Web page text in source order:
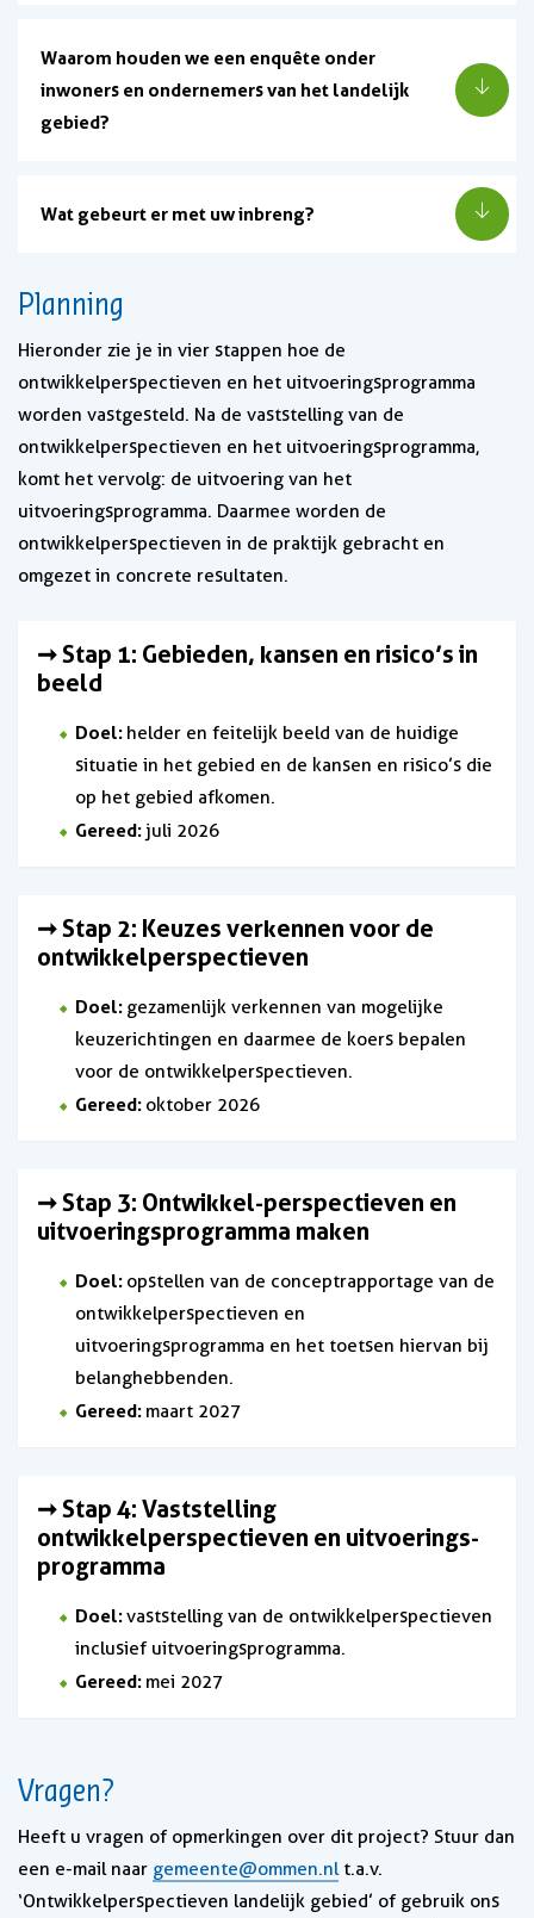
Waarom houden we een enquête onder
inwoners en ondernemers van het landelijk
gebied?
Wat gebeurt er met uw inbreng?
Planning
Hieronder zie je in vier stappen hoe de
ontwikkelperspectieven en het uitvoeringsprogramma
worden vastgesteld. Na de vaststelling van de
ontwikkelperspectieven en het uitvoeringsprogramma,
komt het vervolg: de uitvoering van het
uitvoeringsprogramma. Daarmee worden de
ontwikkelperspectieven in de praktijk gebracht en
omgezet in concrete resultaten.
➞ Stap 1: Gebieden, kansen en risico’s in
beeld
Doel: helder en feitelijk beeld van de huidige
situatie in het gebied en de kansen en risico’s die
op het gebied afkomen.
Gereed: juli 2026
➞ Stap 2: Keuzes verkennen voor de
ontwikkelperspectieven
Doel: gezamenlijk verkennen van mogelijke
keuzerichtingen en daarmee de koers bepalen
voor de ontwikkelperspectieven.
Gereed: oktober 2026
➞ Stap 3: Ontwikkel-perspectieven en
uitvoeringsprogramma maken
Doel: opstellen van de conceptrapportage van de
ontwikkelperspectieven en
uitvoeringsprogramma en het toetsen hiervan bij
belanghebbenden.
Gereed: maart 2027
➞ Stap 4: Vaststelling
ontwikkelperspectieven en uitvoerings-
programma
Doel:vaststelling van de ontwikkelperspectieven
inclusief uitvoeringsprogramma.
Gereed: mei 2027
Vragen?
Heeft u vragen of opmerkingen over dit project? Stuur dan
een e-mail naar gemeente@ommen.nl t.a.v.
‘Ontwikkelperspectieven landelijk gebied’ of gebruik ons